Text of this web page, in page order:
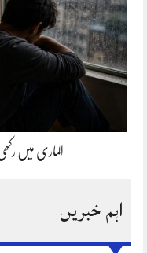
الماری میں
اہم خبریں